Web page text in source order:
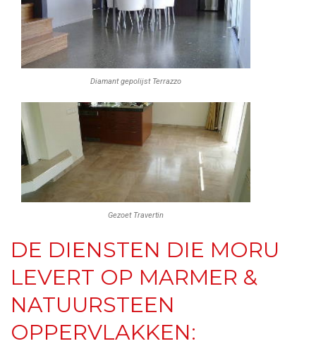
Diamant gepolijst Terrazzo
Gezoet Travertin
DE DIENSTEN DIE MORU
LEVERT OP MARMER &
NATUURSTEEN
OPPERVLAKKEN: